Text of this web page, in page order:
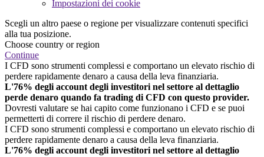
Impostazioni dei cookie
Scegli un altro paese o regione per visualizzare contenuti specifici
alla tua posizione.
Choose country or region
Continue
I CFD sono strumenti complessi e comportano un elevato rischio di
perdere rapidamente denaro a causa della leva finanziaria.
L'76% degli account degli investitori nel settore al dettaglio
perde denaro quando fa trading di CFD con questo provider.
Dovresti valutare se hai capito come funzionano i CFD e se puoi
permetterti di correre il rischio di perdere denaro.
I CFD sono strumenti complessi e comportano un elevato rischio di
perdere rapidamente denaro a causa della leva finanziaria.
L'76% degli account degli investitori nel settore al dettaglio